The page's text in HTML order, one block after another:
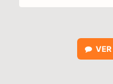
VER